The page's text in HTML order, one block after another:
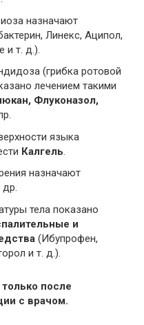
назначают
Линекс, Аципол,
и т. д.).
(грибка ротовой
лечением такими
Флуконазол,
языка
Калгель.
назначают
др.
тела показано
и
(Ибупрофен,
и т. д.).
после
с врачом.